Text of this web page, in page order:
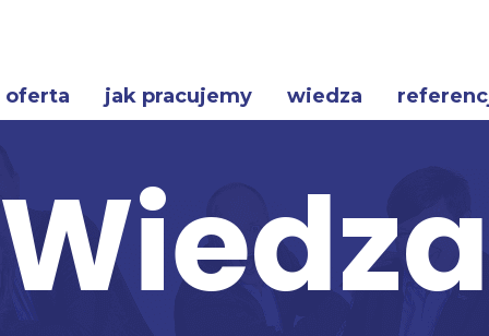
oferta jak pracujemy wiedza
Wiedza